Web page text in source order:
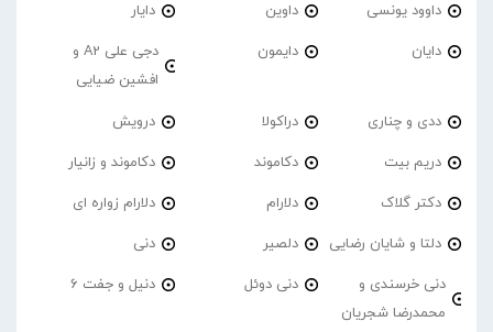
داوود یونسی داوین دایار
دایان دایمون
دجی علی A2 و
افشین ضیایی
ددی و چناری دراکولا درویش
دریم بیت دکاموند دکاموند و زانیار
دکتر گلاک دلارام دلارام زواره ای
دلتا و شایان رضایی دلصیر دنی
دنی خرسندی و
محمدرضا شجریان
دنی دوئل دنیل و جفت 6